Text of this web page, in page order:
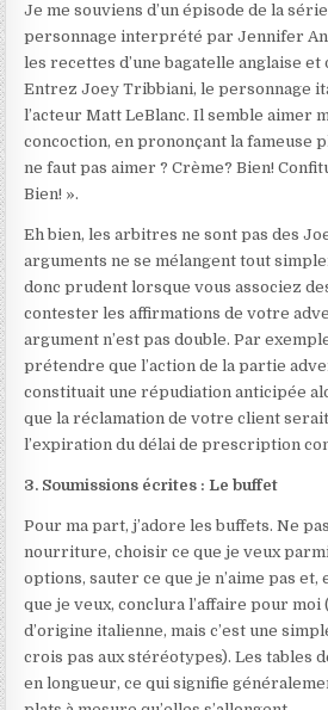
Je me souviens d’un épisode de la
personnage interprété par Jennifer
les recettes d’une bagatelle anglaise et
Entrez Joey Tribbiani, le personnage
l’acteur Matt LeBlanc. Il semble aimer
concoction, en prononçant la fameuse
ne faut pas aimer ? Crème? Bien!
Bien! ».
Eh bien, les arbitres ne sont pas des
arguments ne se mélangent tout
donc prudent lorsque vous associez
contester les affirmations de votre
argument n’est pas double. Par
prétendre que l’action de la partie
constituait une répudiation anticipée
que la réclamation de votre client
l’expiration du délai de prescription
3. Soumissions écrites : Le buffet
Pour ma part, j’adore les buffets. Ne
nourriture, choisir ce que je veux
options, sauter ce que je n’aime pas et,
que je veux, conclura l’affaire pour moi
d’origine italienne, mais c’est une
crois pas aux stéréotypes). Les tables
en longueur, ce qui signifie